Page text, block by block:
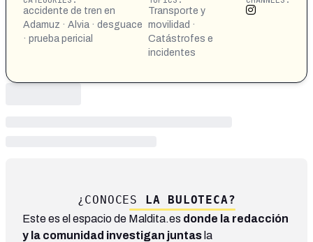
accidente de tren en
Adamuz · Alvia · desguace
· prueba pericial
Transporte y
movilidad ·
Catástrofes e
incidentes
¿CONOCES LA BULOTECA?
Este es el espacio de Maldita.es donde la redacción
y la comunidad investigan juntas la